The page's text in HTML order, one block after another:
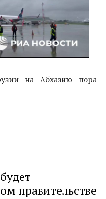
на Абхазию пора
правительстве